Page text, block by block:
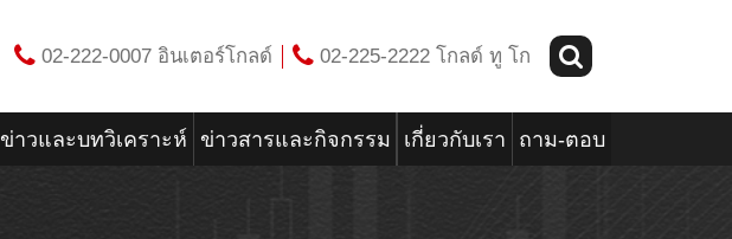
02-222-0007 อินเตอร์โกลด์ 02-225-2222 โกลด์ ทู โก
ข่าวและบทวิเคราะห์ ข่าวสารและกิจกรรม เกี่ยวกับเรา ถาม-ตอบ